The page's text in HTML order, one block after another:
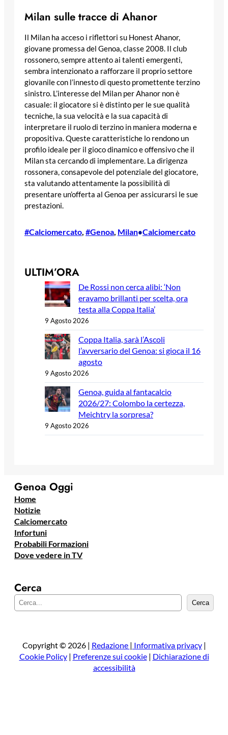
Milan sulle tracce di Ahanor
Il Milan ha acceso i riflettori su Honest Ahanor,
giovane promessa del Genoa, classe 2008. Il club
rossonero, sempre attento ai talenti emergenti,
sembra intenzionato a rafforzare il proprio settore
giovanile con l’innesto di questo promettente terzino
sinistro. L’interesse del Milan per Ahanor non è
casuale: il giocatore si è distinto per le sue qualità
tecniche, la sua velocità e la sua capacità di
interpretare il ruolo di terzino in maniera moderna e
propositiva. Queste caratteristiche lo rendono un
profilo ideale per il gioco dinamico e offensivo che il
Milan sta cercando di implementare. La dirigenza
rossonera, consapevole del potenziale del giocatore,
sta valutando attentamente la possibilità di
presentare un’offerta al Genoa per assicurarsi le sue
prestazioni.
#Calciomercato, #Genoa, Milan•Calciomercato
ULTIM’ORA
De Rossi non cerca alibi: ‘Non
eravamo brillanti per scelta, ora
testa alla Coppa Italia’
9 Agosto 2026
Coppa Italia, sarà l’Ascoli
l’avversario del Genoa: si gioca il 16
agosto
9 Agosto 2026
Genoa, guida al fantacalcio
2026/27: Colombo la certezza,
Meichtry la sorpresa?
9 Agosto 2026
Genoa Oggi
Home
Notizie
Calciomercato
Infortuni
Probabili Formazioni
Dove vedere in TV
Cerca
e
a
Cerca
Copyright © 2026 | Redazione | Informativa privacy|
Cookie Policy| Preferenze sui cookie| Dichiarazione di
accessibilità